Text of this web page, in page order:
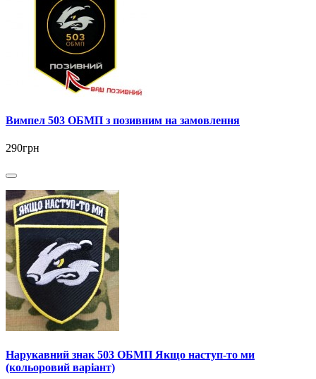
Вимпел 503 ОБМП з позивним на замовлення
290грн
Нарукавний знак 503 ОБМП Якщо наступ-то ми
(кольоровий варіант)